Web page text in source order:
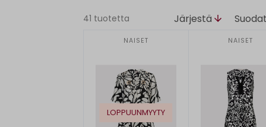
41 tuotetta Järjestä
NAISET
LOPPUUNMYYTY
NAISET